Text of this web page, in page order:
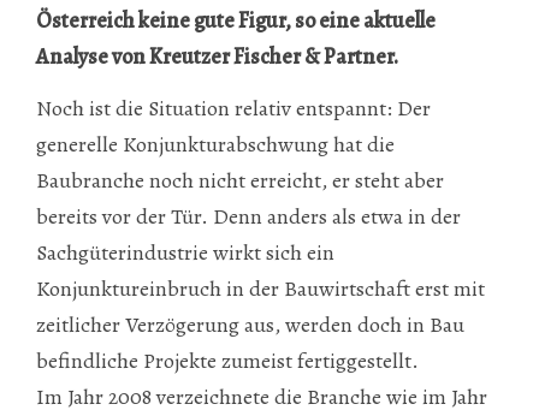
Österreich keine gute Figur, so eine aktuelle
Analyse von Kreutzer Fischer & Partner.
Noch ist die Situation relativ entspannt: Der
generelle Konjunkturabschwung hat die
Baubranche noch nicht erreicht, er steht aber
bereits vor der Tür. Denn anders als etwa in der
Sachgüterindustrie wirkt sich ein
Konjunktureinbruch in der Bauwirtschaft erst mit
zeitlicher Verzögerung aus, werden doch in Bau
befindliche Projekte zumeist fertiggestellt.
Im Jahr 2008 verzeichnete die Branche wie im Jahr